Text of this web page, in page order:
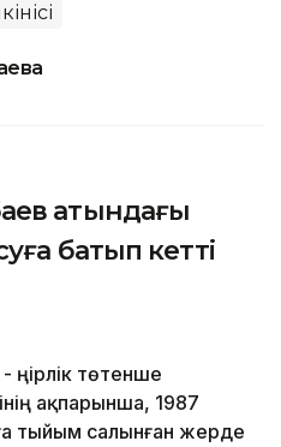
атындағы
батып кетті
төтенше
ақпарынша, 1987
тыйым салынған жерде